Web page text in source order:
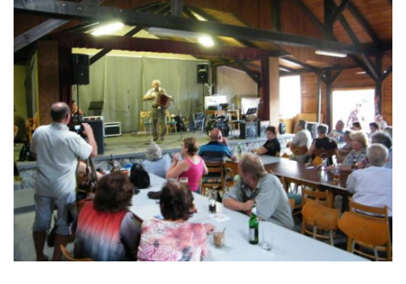
KONTAKTY
ON-LINE KATALOG
WEBOVÁ KAMERA
VIDEA Z DRONU
STREET ART